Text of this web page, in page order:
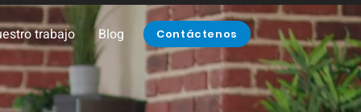
trabajo Blog Contáctenos